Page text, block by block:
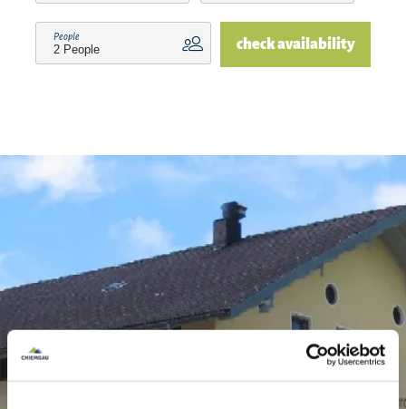
parking spaces available.
People check availability